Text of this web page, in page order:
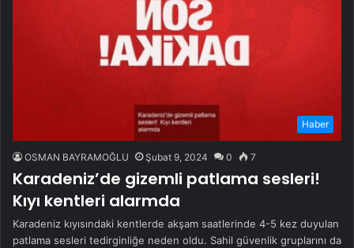
Haber
OSMAN BAYRAMOĞLU Şubat 9, 2024 0 7
Karadeniz’de gizemli patlama sesleri!
Kıyı kentleri alarmda
Karadeniz kıyısındaki kentlerde akşam saatlerinde 4-5 kez duyulan
patlama sesleri tedirginliğe neden oldu. Sahil güvenlik gruplarını da